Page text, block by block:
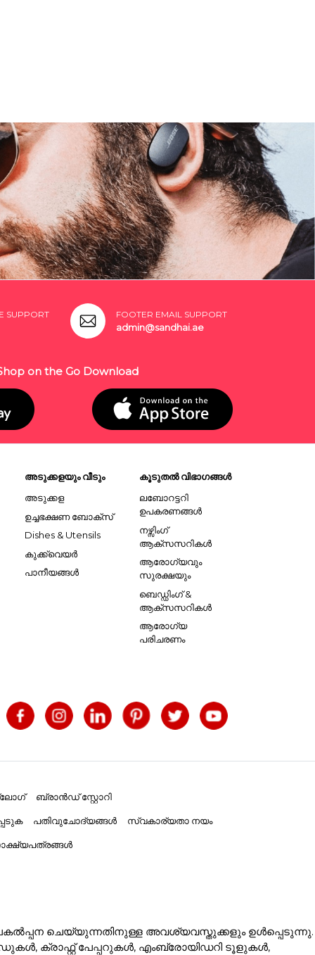
SUPPORT FOOTER EMAIL SUPPORT
admin@sandhai.ae
on the Go Download
അടുക്കളയും വീടും
അടുക്കള
ഉച്ചഭക്ഷണ ബോക്സ്
Dishes & Utensils
കുക്ക്വെയർ
പാനീയങ്ങൾ
കൂടുതൽ വിഭാഗങ്ങൾ
ലബോറട്ടറി
ഉപകരണങ്ങൾ
നഴ്സിംഗ്
ആക്സസറികൾ
ആരോഗ്യവും
സുരക്ഷയും
ബെഡ്ഡിംഗ് &
ആക്സസറികൾ
ആരോഗ്യ
പരിചരണം
ബ്രാൻഡ് സ്റ്റോറി
പതിവുചോദ്യങ്ങൾ സ്വകാര്യതാ നയം
ചെയ്യുന്നതിനുള്ള അവശ്യവസ്തുക്കളും ഉൾപ്പെടുന്നു.
ക്രാഫ്റ്റ് പേപ്പറുകൾ, എംബ്രോയിഡറി ടൂളുകൾ,